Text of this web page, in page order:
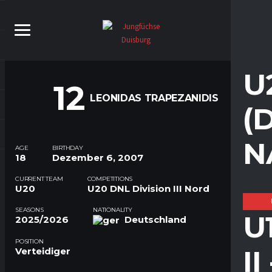
II
12 LEONIDAS TRAPEZANIDIS
AGE
18
BIRTHDAY
Dezember 6, 2007
CURRENT TEAM
U20
COMPETITIONS
U20 DNL Division III Nord
SEASONS
2025/2026
NATIONALITY
Deutschland
POSITION
Verteidiger